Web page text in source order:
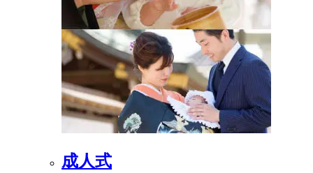
成人式